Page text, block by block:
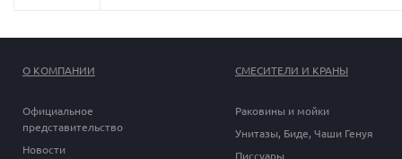
О КОМПАНИИ
Официальное
представительство
Новости
СМЕСИТЕЛИ И КРАНЫ
Раковины и мойки
Унитазы, Биде, Чаши Генуя
Писсуары